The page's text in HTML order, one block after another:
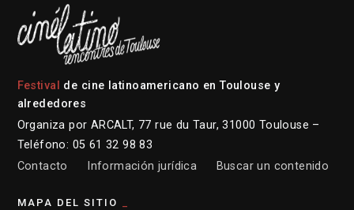
Festival
de cine latinoamericano en Toulouse y
alrededores
Organiza por ARCALT, 77 rue du Taur, 31000 Toulouse –
Teléfono: 05 61 32 98 83
Contacto
Información jurídica Buscar un contenido
MAPA DEL SITIO